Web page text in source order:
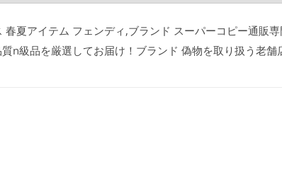
夏アイテム フェンディ,ブランド スーパーコピー通販
n級品を厳選してお届け！ブランド 偽物を取り扱う老舗